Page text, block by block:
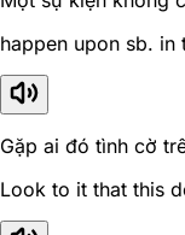
happen upon sb. in
Gặp ai đó tình cờ
Look to it that this